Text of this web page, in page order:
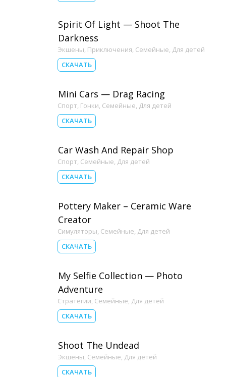
Spirit Of Light — Shoot The
Darkness
Экшены, Приключения, Семейные, Для детей
СКАЧАТЬ
Mini Cars — Drag Racing
Спорт, Гонки, Семейные, Для детей
СКАЧАТЬ
Car Wash And Repair Shop
Спорт, Семейные, Для детей
СКАЧАТЬ
Pottery Maker – Ceramic Ware
Creator
Симуляторы, Семейные, Для детей
СКАЧАТЬ
My Selfie Collection — Photo
Adventure
Стратегии, Семейные, Для детей
СКАЧАТЬ
Shoot The Undead
Экшены, Семейные, Для детей
СКАЧАТЬ